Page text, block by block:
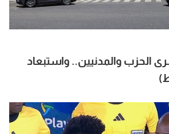
أسرى الحزب والمدنيين.. واستبعاد